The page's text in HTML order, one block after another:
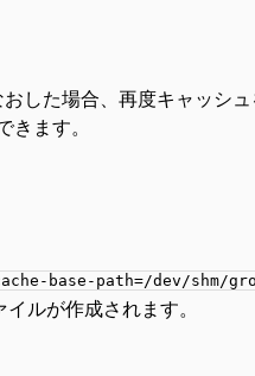
した場合、再度キャッシ
きます。
base-path=/dev/shm/
ルが作成されます。